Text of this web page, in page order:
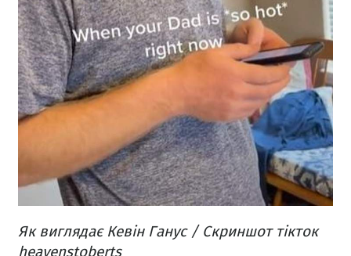
Як виглядає Кевін Ганус / Скриншот тікток
heavenstoberts